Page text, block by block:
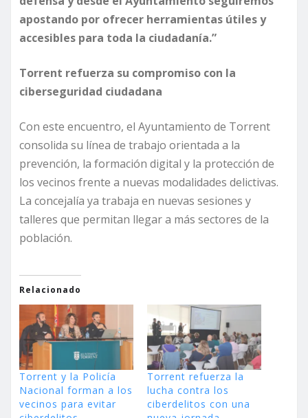
apostando por ofrecer herramientas útiles y
accesibles para toda la ciudadanía.”
Torrent refuerza su compromiso con la
ciberseguridad ciudadana
Con este encuentro, el Ayuntamiento de Torrent
consolida su línea de trabajo orientada a la
prevención, la formación digital y la protección de
los vecinos frente a nuevas modalidades delictivas.
La concejalía ya trabaja en nuevas sesiones y
talleres que permitan llegar a más sectores de la
población.
Relacionado
Torrent y la Policía
Nacional forman a los
vecinos para evitar
Torrent refuerza la
lucha contra los
ciberdelitos con una